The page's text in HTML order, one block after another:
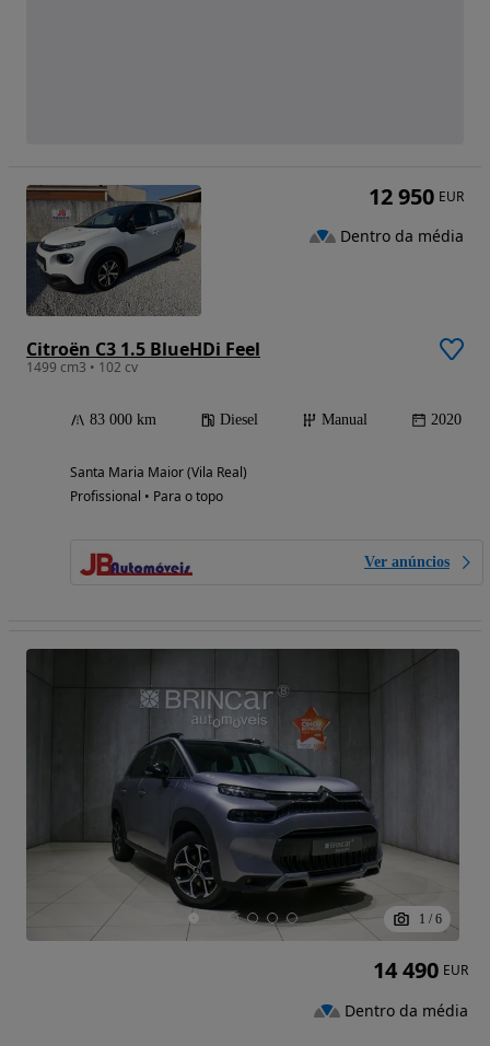
Citroën C3 1.5 BlueHDi Feel
1499 cm3 • 102 cv
83 000 km Diesel Manual 2020
Santa Maria Maior (Vila Real)
Profissional • Para o topo
Ver anúncios
12 950 EUR
Dentro da média
1 / 6
14 490 EUR
Dentro da média